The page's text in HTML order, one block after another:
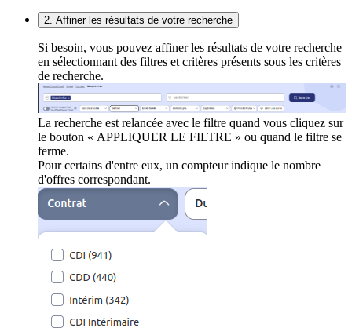
2. Affiner les résultats de votre recherche
Si besoin, vous pouvez affiner les résultats de votre recherche
en sélectionnant des filtres et critères présents sous les critères
de recherche.
La recherche est relancée avec le filtre quand vous cliquez sur
le bouton « APPLIQUER LE FILTRE » ou quand le filtre se
ferme.
Pour certains d'entre eux, un compteur indique le nombre
d'offres correspondant.